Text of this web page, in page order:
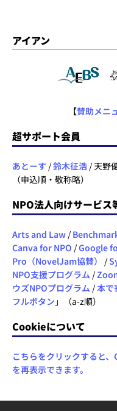
アイアン
【賛助メニ
超サポート会員
あとーす /鈴木征浩 / 天野
（申込順・敬称略）
NPO法人向けサービス
Arts and Law /
Canva for NPO /Google
Pro（NovelJam協賛）
/
NPO支援プログラム /
ウズNPOプログラム /本で
フルボタン 」（a-z順）
Cookieについて
こちらをクリックすると
を再表示できます。